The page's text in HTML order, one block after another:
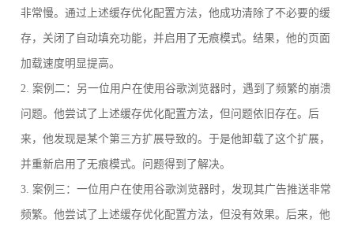
非常慢。通过上述缓存优化配置方法，他成功清除了不必要的缓
存，关闭了自动填充功能，并启用了无痕模式。结果，他的页面
加载速度明显提高。
2. 案例二：另一位用户在使用谷歌浏览器时，遇到了频繁的崩溃
问题。他尝试了上述缓存优化配置方法，但问题依旧存在。后
来，他发现是某个第三方扩展导致的。于是他卸载了这个扩展，
并重新启用了无痕模式。问题得到了解决。
3. 案例三：一位用户在使用谷歌浏览器时，发现其广告推送非常
频繁。他尝试了上述缓存优化配置方法，但没有效果。后来，他